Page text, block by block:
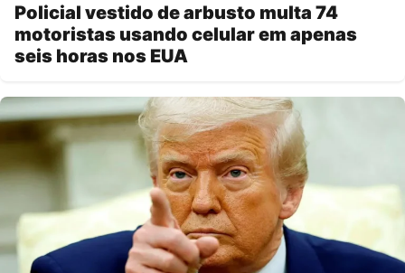
Policial vestido de arbusto multa 74
motoristas usando celular em apenas
seis horas nos EUA